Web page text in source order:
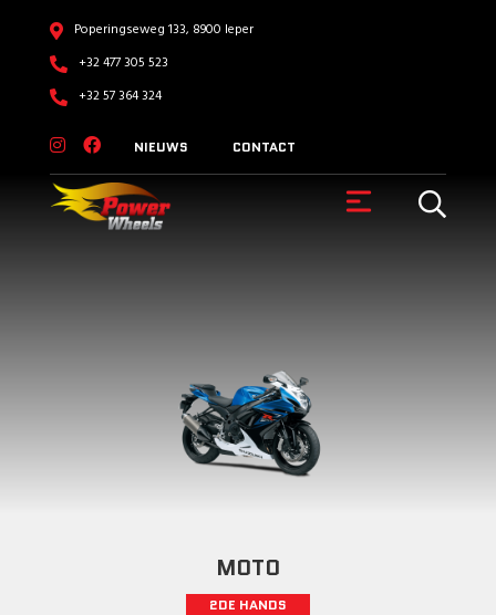
Poperingseweg 133, 8900 Ieper
+32 477 305 523
+32 57 364 324
NIEUWS CONTACT
MOTO
2DE HANDS